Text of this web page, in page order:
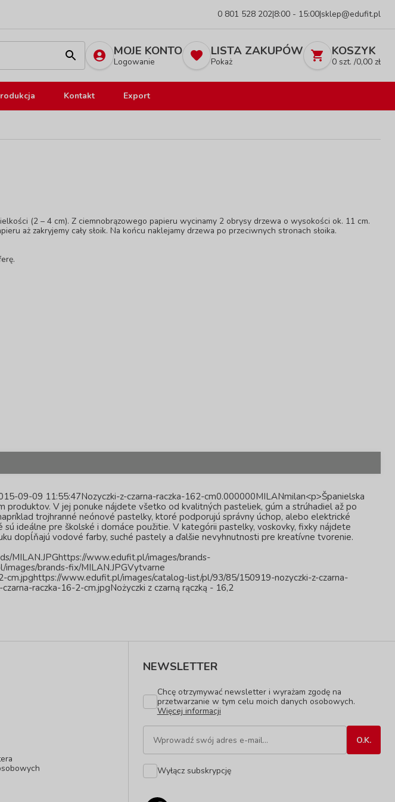
0 801 528 202|8:00 - 15:00|sklep@edufit.pl
MOJE KONTO
Logowanie
LISTA ZAKUPÓW
Pokaż
KOSZYK
0 szt. /0,00 zł
Kontakt Export
(2 – 4 cm). Z ciemnobrązowego papieru wycinamy 2 obrysy drzewa o wysokości ok. 11 cm.
aż zakryjemy cały słoik. Na końcu naklejamy drzewa po przeciwnych stronach słoika.
09-09 11:55:47Nozyczki-z-czarna-raczka-162-cm0.000000MILANmilan<p>Španielska
V jej ponuke nájdete všetko od kvalitných pasteliek, gúm a strúhadiel až po
trojhranné neónové pastelky, ktoré podporujú správny úchop, alebo elektrické
ideálne pre školské i domáce použitie. V kategórii pastelky, voskovky, fixky nájdete
dopĺňajú vodové farby, suché pastely a ďalšie nevyhnutnosti pre kreatívne tvorenie.
MILAN.JPGhttps://www.edufit.pl/images/brands-
brands-fix/MILAN.JPGVytvarne
www.edufit.pl/images/catalog-list/pl/93/85/150919-nozyczki-z-czarna-
raczka-16-2-cm.jpgNożyczki z czarną rączką - 16,2
NEWSLETTER
Chcę otrzymywać newsletter i wyrażam zgodę na
przetwarzanie w tym celu moich danych osobowych.
Więcej informacji
Wyłącz subskrypcję